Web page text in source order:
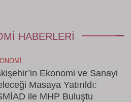
HABERLERI
Ekonomi ve Sanayi
Masaya Yatırıldı:
ile MHP Buluştu